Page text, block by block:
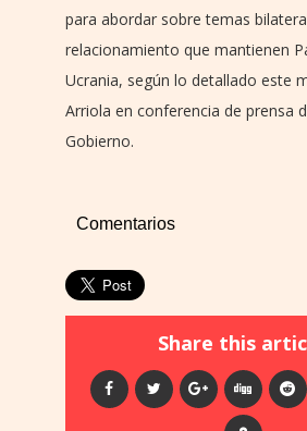
para abordar sobre temas
relacionamiento que mantienen
Ucrania, según lo detallado este
Arriola en conferencia de prensa
Gobierno.
Comentarios
Share this